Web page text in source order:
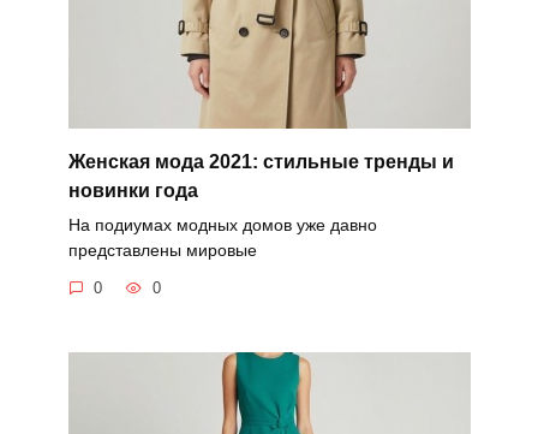
Женская мода 2021: стильные тренды и
новинки года
На подиумах модных домов уже давно
представлены мировые
0 0